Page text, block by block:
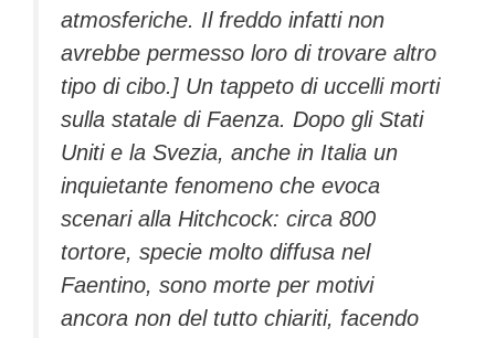
atmosferiche. Il freddo infatti non
avrebbe permesso loro di trovare altro
tipo di cibo.] Un tappeto di uccelli morti
sulla statale di Faenza. Dopo gli Stati
Uniti e la Svezia, anche in Italia un
inquietante fenomeno che evoca
scenari alla Hitchcock: circa 800
tortore, specie molto diffusa nel
Faentino, sono morte per motivi
ancora non del tutto chiariti, facendo